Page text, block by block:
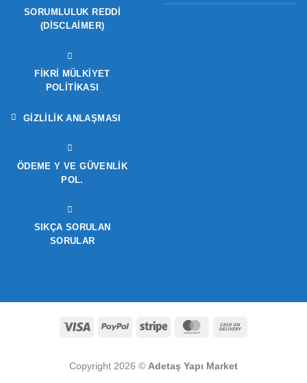
SORUMLULUK REDDI
(DISCLAIMER)
FIKRI MÜLKIYET
POLITIKASI
GIZLILIK ANLAŞMASI
ÖDEME Y VE GÜVENLIK
POL.
SIKÇA SORULAN
SORULAR
Visa PayPal Stripe MasterCard
Copyright 2026 © Adetaş Yapı Market